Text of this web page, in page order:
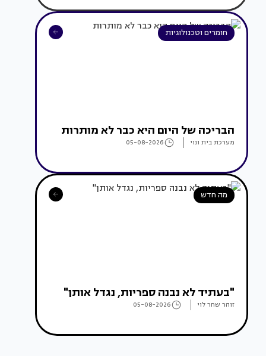
חומרים וטכנולוגיות
הבריכה של היום היא כבר לא מותרות
מערכת בית ונוי 05-08-2026
מה חדש
"בעתיד לא נבנה ספריות, נגדל אותן"
זוהר שחר לוי 05-08-2026